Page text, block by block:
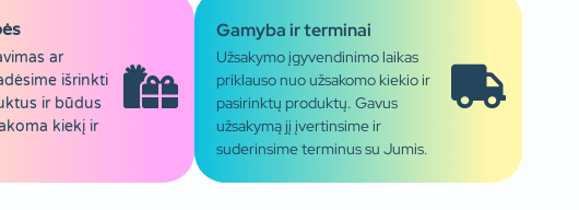
ar
išrinkti
ir būdus
kiekį ir
Gamyba ir terminai
Užsakymo įgyvendinimo laikas
priklauso nuo užsakomo kiekio ir
pasirinktų produktų. Gavus
užsakymą jį įvertinsime ir
suderinsime terminus su Jumis.